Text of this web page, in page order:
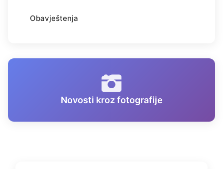
Obavještenja
Novosti kroz fotografije